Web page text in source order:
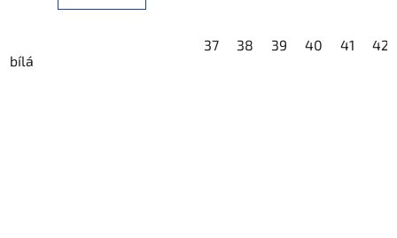
bílá
37 38 39 40 41 42